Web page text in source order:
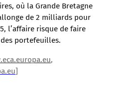
où la Grande Bretagne
de 2 milliards pour
l’affaire risque de faire
portefeuilles.
,
]